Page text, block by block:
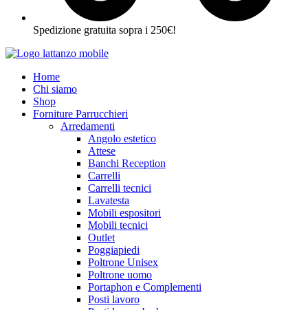
Spedizione gratuita sopra i 250€!
Home
Chi siamo
Shop
Forniture Parrucchieri
Arredamenti
Angolo estetico
Attese
Banchi Reception
Carrelli
Carrelli tecnici
Lavatesta
Mobili espositori
Mobili tecnici
Outlet
Poggiapiedi
Poltrone Unisex
Poltrone uomo
Portaphon e Complementi
Posti lavoro